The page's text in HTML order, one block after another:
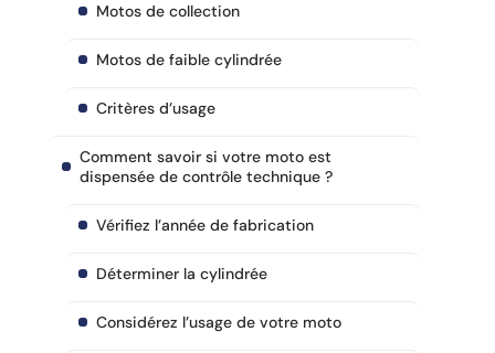
Motos de collection
Motos de faible cylindrée
Critères d’usage
Comment savoir si votre moto est
dispensée de contrôle technique ?
Vérifiez l’année de fabrication
Déterminer la cylindrée
Considérez l’usage de votre moto